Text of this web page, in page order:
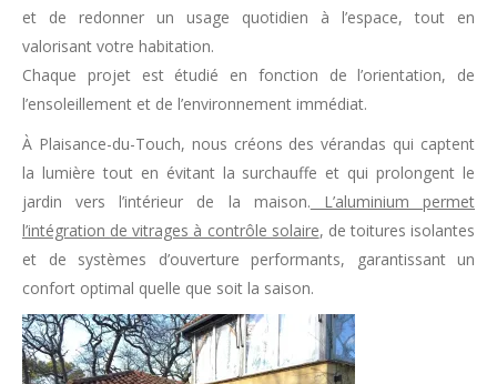
et de redonner un usage quotidien à l’espace, tout en
valorisant votre habitation.
Chaque projet est étudié en fonction de l’orientation, de
l’ensoleillement et de l’environnement immédiat.
À Plaisance-du-Touch, nous créons des vérandas qui captent
la lumière tout en évitant la surchauffe et qui prolongent le
jardin vers l’intérieur de la maison. L’aluminium permet
l’intégration de vitrages à contrôle solaire, de toitures isolantes
et de systèmes d’ouverture performants, garantissant un
confort optimal quelle que soit la saison.